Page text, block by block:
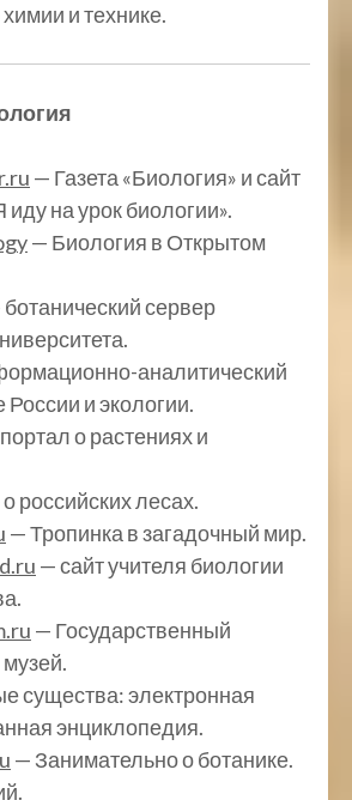
и технике.
— Газета «Биология» и сайт
иду на урок биологии».
— Биология в Открытом
сервер
аналитический
России и экологии.
о растениях и
российских лесах.
— Тропинка в загадочный мир.
— сайт учителя биологии
— Государственный
существа: электронная
энциклопедия.
— Занимательно о ботанике.